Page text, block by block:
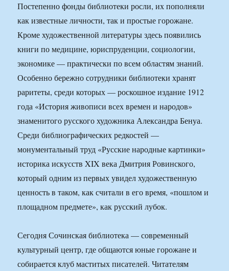
Постепенно фонды библиотеки росли, их пополняли
как известные личности, так и простые горожане.
Кроме художественной литературы здесь появились
книги по медицине, юриспруденции, социологии,
экономике — практически по всем областям знаний.
Особенно бережно сотрудники библиотеки хранят
раритеты, среди которых — роскошное издание 1912
года «История живописи всех времен и народов»
знаменитого русского художника Александра Бенуа.
Среди библиографических редкостей —
монументальный труд «Русские народные картинки»
историка искусств XIX века Дмитрия Ровинского,
который одним из первых увидел художественную
ценность в таком, как считали в его время, «пошлом и
площадном предмете», как русский лубок.
Сегодня Сочинская библиотека — современный
культурный центр, где общаются юные горожане и
собирается клуб маститых писателей. Читателям